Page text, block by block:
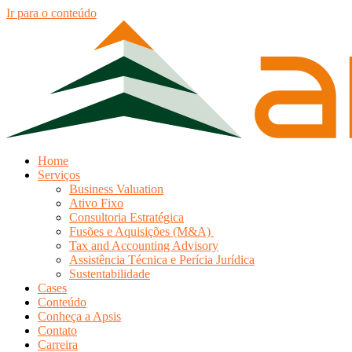
Ir para o conteúdo
Home
Serviços
Business Valuation
Ativo Fixo
Consultoria Estratégica
Fusões e Aquisições (M&A)
Tax and Accounting Advisory
Assistência Técnica e Perícia Jurídica
Sustentabilidade
Cases
Conteúdo
Conheça a Apsis
Contato
Carreira